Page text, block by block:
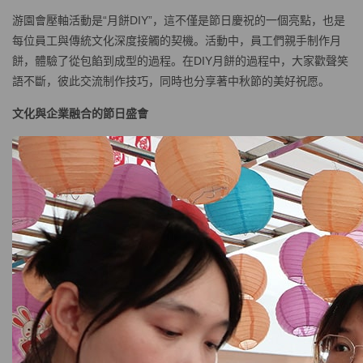
游園會壓軸活動是“月餅DIY”，這不僅是節日慶祝的一個亮點，也是
每位員工與傳統文化深度接觸的契機。活動中，員工們親手制作月
餅，體驗了從包餡到成型的過程。在DIY月餅的過程中，大家歡聲笑
語不斷，彼此交流制作技巧，同時也分享著中秋節的美好祝愿。
文化與企業融合的節日盛會